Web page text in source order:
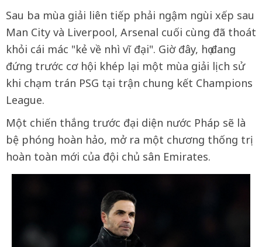
Sau ba mùa giải liên tiếp phải ngậm ngùi xếp sau
Man City và Liverpool, Arsenal cuối cùng đã thoát
khỏi cái mác "kẻ về nhì vĩ đại". Giờ đây, họ đang
đứng trước cơ hội khép lại một mùa giải lịch sử
khi chạm trán PSG tại trận chung kết Champions
League.
Một chiến thắng trước đại diện nước Pháp sẽ là
bệ phóng hoàn hảo, mở ra một chương thống trị
hoàn toàn mới của đội chủ sân Emirates.